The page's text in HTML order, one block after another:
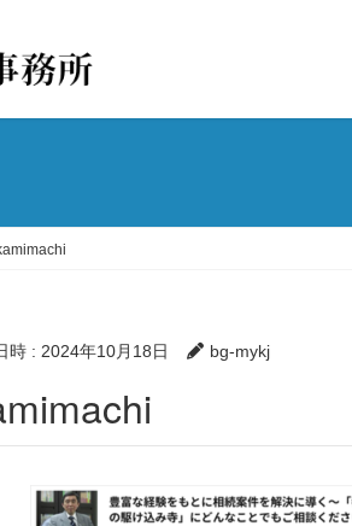
時 : 2024年10月18日 bg-mykj